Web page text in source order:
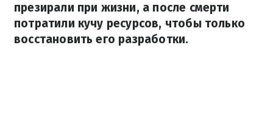
презирали при жизни, а после смерти
потратили кучу ресурсов, чтобы только
восстановить его разработки.